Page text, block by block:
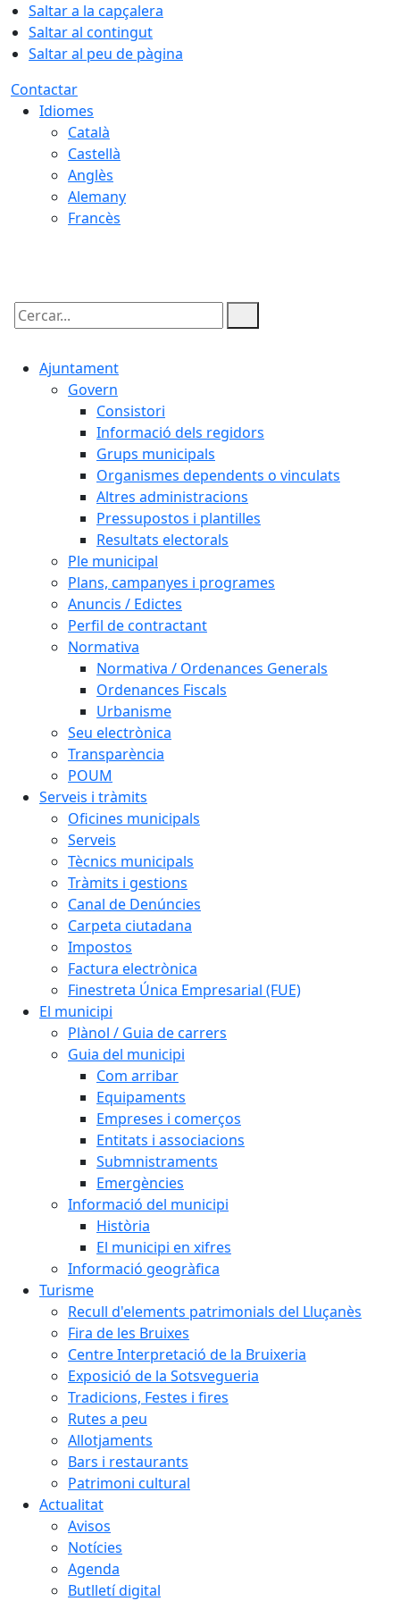
Saltar a la capçalera
Saltar al contingut
Saltar al peu de pàgina
Contactar
Idiomes
Català
Castellà
Anglès
Alemany
Francès
Cercar:
Ajuntament
Govern
Consistori
Informació dels regidors
Grups municipals
Organismes dependents o vinculats
Altres administracions
Pressupostos i plantilles
Resultats electorals
Ple municipal
Plans, campanyes i programes
Anuncis / Edictes
Perfil de contractant
Normativa
Normativa / Ordenances Generals
Ordenances Fiscals
Urbanisme
Seu electrònica
Transparència
POUM
Serveis i tràmits
Oficines municipals
Serveis
Tècnics municipals
Tràmits i gestions
Canal de Denúncies
Carpeta ciutadana
Impostos
Factura electrònica
Finestreta Única Empresarial (FUE)
El municipi
Plànol / Guia de carrers
Guia del municipi
Com arribar
Equipaments
Empreses i comerços
Entitats i associacions
Submnistraments
Emergències
Informació del municipi
Història
El municipi en xifres
Informació geogràfica
Turisme
Recull d'elements patrimonials del Lluçanès
Fira de les Bruixes
Centre Interpretació de la Bruixeria
Exposició de la Sotsvegueria
Tradicions, Festes i fires
Rutes a peu
Allotjaments
Bars i restaurants
Patrimoni cultural
Actualitat
Avisos
Notícies
Agenda
Butlletí digital